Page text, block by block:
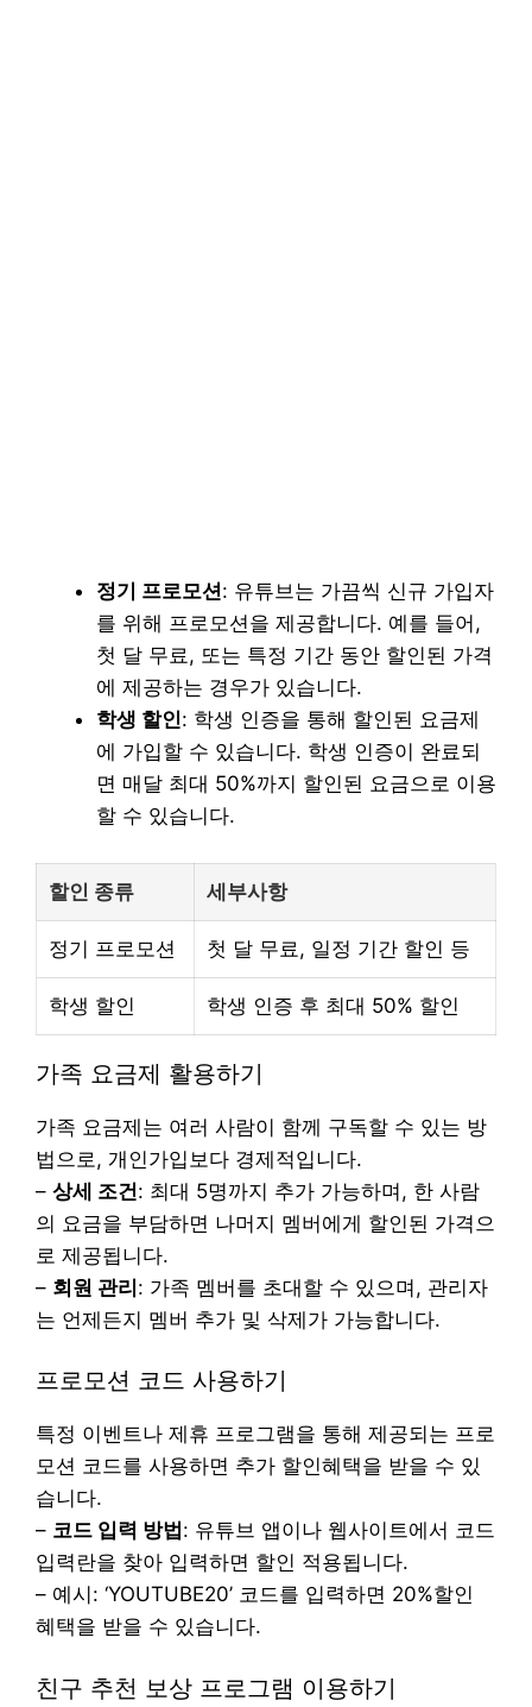
정기 프로모션: 유튜브는 가끔씩 신규 가입자
를 위해 프로모션을 제공합니다. 예를 들어,
첫 달 무료, 또는 특정 기간 동안 할인된 가격
에 제공하는 경우가 있습니다.
학생 할인: 학생 인증을 통해 할인된 요금제
에 가입할 수 있습니다. 학생 인증이 완료되
면 매달 최대 50%까지 할인된 요금으로 이용
할 수 있습니다.
할인 종류 세부사항
정기 프로모션 첫 달 무료, 일정 기간 할인 등
학생 할인 학생 인증 후 최대 50% 할인
가족 요금제 활용하기
가족 요금제는 여러 사람이 함께 구독할 수 있는 방
법으로, 개인가입보다 경제적입니다.
– 상세 조건: 최대 5명까지 추가 가능하며, 한 사람
의 요금을 부담하면 나머지 멤버에게 할인된 가격으
로 제공됩니다.
– 회원 관리: 가족 멤버를 초대할 수 있으며, 관리자
는 언제든지 멤버 추가 및 삭제가 가능합니다.
프로모션 코드 사용하기
특정 이벤트나 제휴 프로그램을 통해 제공되는 프로
모션 코드를 사용하면 추가 할인혜택을 받을 수 있
습니다.
– 코드 입력 방법 : 유튜브 앱이나 웹사이트에서 코드
입력란을 찾아 입력하면 할인 적용됩니다.
– 예시: ‘YOUTUBE20’ 코드를 입력하면 20%할인
혜택을 받을 수 있습니다.
친구 추천 보상 프로그램 이용하기